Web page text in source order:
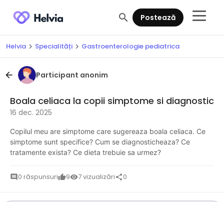
search Postează
Helvia chevron_right Specialități chevron_right Gastroenterologie pediatrica
arrow_back Participant anonim
Boala celiaca la copii simptome si diagnostic
16 dec. 2025
Copilul meu are simptome care sugereaza boala celiaca. Ce
simptome sunt specifice? Cum se diagnosticheaza? Ce
tratamente exista? Ce dieta trebuie sa urmez?
comment 0 răspunsurithumb_up9visibility7 vizualizărishare0